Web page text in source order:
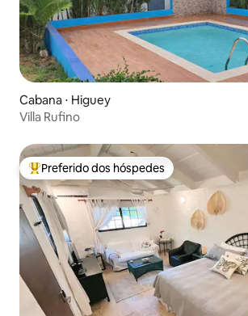
Cabana ⋅ Higuey
Villa Rufino
Entre os melhores preferidos dos hóspedes
Preferido dos hóspedes